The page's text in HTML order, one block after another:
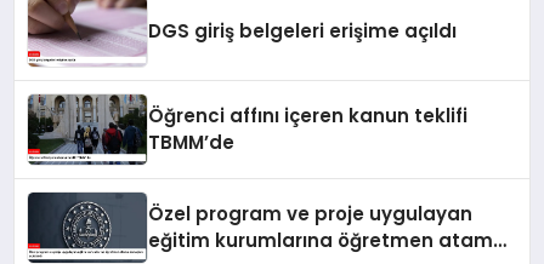
DGS giriş belgeleri erişime açıldı
Öğrenci affını içeren kanun teklifi
TBMM’de
Özel program ve proje uygulayan
eğitim kurumlarına öğretmen atama